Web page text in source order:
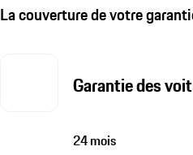
La couverture de votre
Garantie des
24 mois